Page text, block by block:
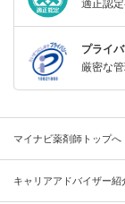
適正認
プライ
厳密な
マイナビ薬剤師トップへ
キャリアアドバイザー紹